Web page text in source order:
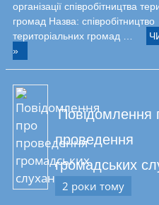
організації співробітництва
громад Назва: співробітництво
територіальних громад …
»
Повідомлення
проведення
громадських
2 роки тому